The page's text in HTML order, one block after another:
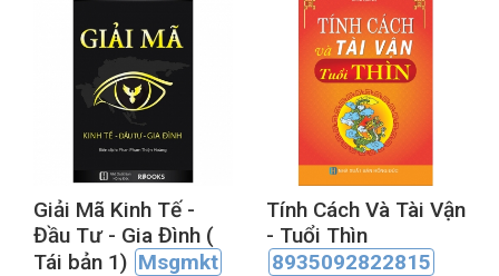
Giải Mã Kinh Tế -
Đầu Tư - Gia Đình (
Tái bản 1) Msgmkt
Tính Cách Và Tài Vận
- Tuổi Thìn
8935092822815